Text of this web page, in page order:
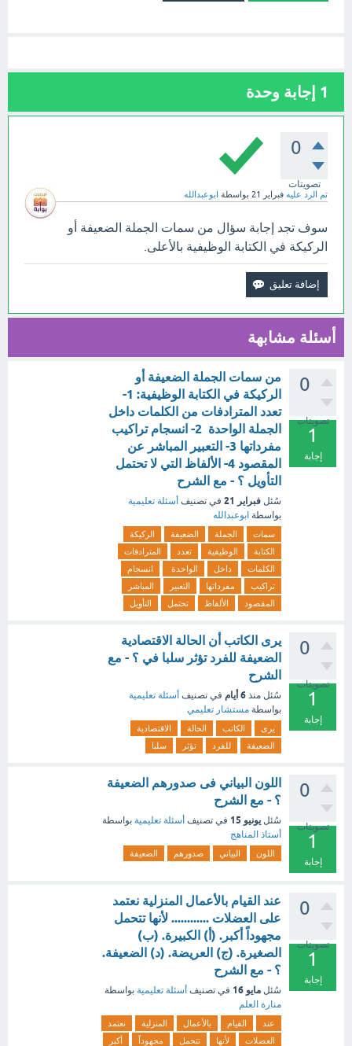
1 إجابة وحدة
0
تصويتات
تم الرد عليه فبراير 21 بواسطة ابوعبدالله
سوف تجد إجابة سؤال من سمات الجملة الضعيفة أو
الركيكة في الكتابة الوظيفية بالأعلى.
أسئلة مشابهة
0
تصويتات
1
إجابة
من سمات الجملة الضعيفة أو
الركيكة في الكتابة الوظيفية: 1-
تعدد المترادفات من الكلمات داخل
الجملة الواحدة 2- انسجام تراكيب
مفرداتها 3- التعبير المباشر عن
المقصود 4- الألفاظ التي لا تحتمل
التأويل ؟ - مع الشرح
سُئل فبراير 21 في تصنيف أسئلة تعليمية
بواسطة ابوعبدالله
سمات الجملة الضعيفة
الركيكة
الكتابة
الوظيفية تعدد
المترادفات
الكلمات
داخل الواحدة
انسجام
تراكيب
مفرداتها التعبير
المباشر
المقصود
الألفاظ تحتمل التأويل
0
تصويتات
1
إجابة
يرى الكاتب أن الحالة الاقتصادية
الضعيفة للفرد تؤثر سلبا في ؟ - مع
الشرح
سُئل منذ 6 أيام في تصنيف أسئلة تعليمية
بواسطة مستشار تعليمي
يرى الكاتب الحالة
الاقتصادية
الضعيفة
للفرد تؤثر سلبا
0
تصويتات
1
إجابة
اللون البياني فى صدورهم الضعيفة
؟ - مع الشرح
سُئل يونيو 15 في تصنيف أسئلة تعليمية بواسطة
أستاذ المناهج
اللون البياني صدورهم الضعيفة
0
تصويتات
1
إجابة
عند القيام بالأعمال المنزلية نعتمد
على العضلات ............ لأنها تتحمل
مجهوداً أكبر. (أ) الكبيرة. (ب)
الصغيرة. (ج) العريضة. (د) الضعيفة.
؟ - مع الشرح
سُئل مايو 16 في تصنيف أسئلة تعليمية بواسطة
منارة العلم
عند القيام بالأعمال المنزلية
نعتمد
العضلات
لأنها تتحمل مجهوداً
أكبر